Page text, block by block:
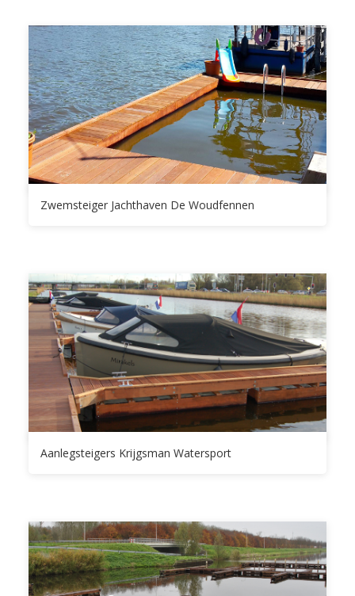
Zwemsteiger Jachthaven De Woudfennen
Aanlegsteigers Krijgsman Watersport